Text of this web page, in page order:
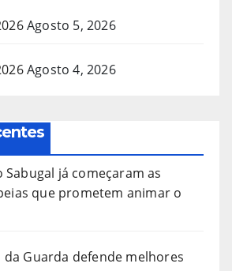
Agosto 5, 2026
Agosto 4, 2026
já começaram as
que prometem animar o
da Guarda defende melhores